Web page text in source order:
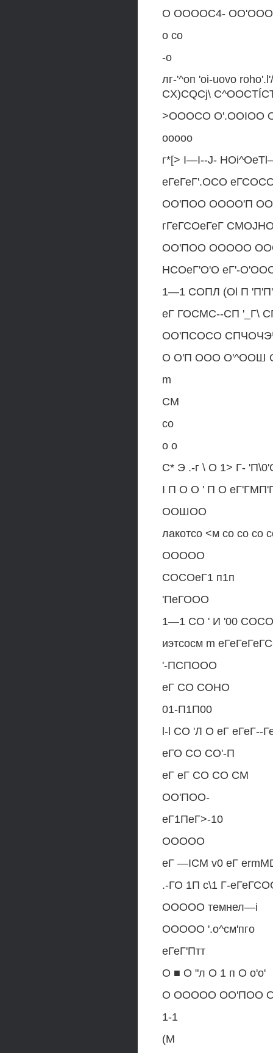
О ООООС4-
о со
-о
лг-'^оп 'oi-uovo
CX)CQCj\
>OOOCO O'.OOIOO
ooooo
г*[> I—I--J-
еГеГеГ'.ОСО
ОО'ПОО ОООО'П
гГеГСОеГеГ
ОО'ПОО ООООО
НСОеГ'О'О еГ'-
1—1 СОПЛ (Ol П
еГ ГОСМС--СП '_Г\
ОО'ПСОСО
О О'П ООО О'^ООШ
m
СМ
со
о о
С* Э .-г \ О 1> Г-
I П О О ' П О
ООШОО
лакотсо <м со со со
ООООО
СОСОеГ1 п1п
'ПеГООО
1—1 СО ' И '00
иэтсосм m
'-ПСПООО
еГ СО СОНО
01-П1П00
l-l СО 'Л О еГ еГеГ--
еГО СО СО'-П
еГ еГ СО СО СМ
ОО'ПОО-
еГ1ПеГ>-10
ООООО
еГ —ICM v0 еГ
.-ГО 1П с\1 Г-
ООООО темнел—i
ООООО '.о^см'пго
еГеГ'Птт
О ■ О "л О 1 п О о'о'
О ООООО ОО'ПОО
1-1
(М